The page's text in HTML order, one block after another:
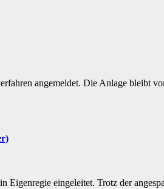
angemeldet. Die Anlage bleibt
eingeleitet. Trotz der